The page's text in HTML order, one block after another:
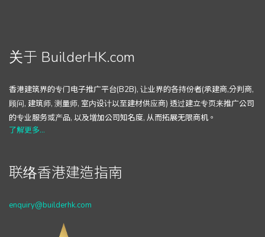
关于 BuilderHK.com
香港建筑界的专门电子推广平台(B2B), 让业界的各持份者(承建商,分判商,
顾问, 建筑师, 测量师, 室内设计以至建材供应商) 透过建立专页来推广公司
的专业服务或产品, 以及增加公司知名度, 从而拓展无限商机。
了解更多...
联络香港建造指南
enquiry@builderhk.com